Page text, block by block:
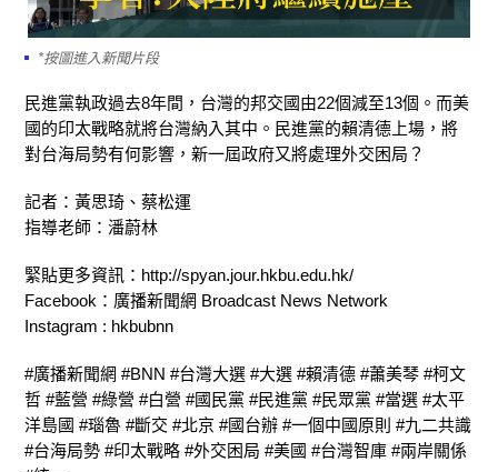
*按圖進入新聞片段
民進黨執政過去8年間，台灣的邦交國由22個減至13個。而美
國的印太戰略就將台灣納入其中。民進黨的賴清德上場，將
對台海局勢有何影響，新一屆政府又將處理外交困局？
記者：黃思琦、蔡松運
指導老師：潘蔚林
緊貼更多資訊：http://spyan.jour.hkbu.edu.hk/
Facebook：廣播新聞網 Broadcast News Network
Instagram : hkbubnn
#廣播新聞網 #BNN #台灣大選 #大選 #賴清德 #蕭美琴 #柯文
哲 #藍營 #綠營 #白營 #國民黨 #民進黨 #民眾黨 #當選 #太平
洋島國 #瑙魯 #斷交 #北京 #國台辦 #一個中國原則 #九二共識
#台海局勢 #印太戰略 #外交困局 #美國 #台灣智庫 #兩岸關係